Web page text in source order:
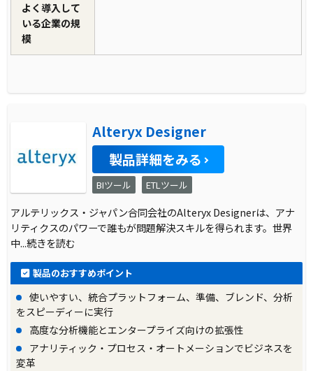
よく導入して
いる企業の規
模
Alteryx Designer
製品詳細をみる
BIツール ETLツール
アルテリックス・ジャパン合同会社のAlteryx Designerは、アナ
リティクスのパワーで誰もが問題解決スキルを得られます。世界
中...続きを読む
製品のおすすめポイント
使いやすい、統合プラットフォーム、準備、ブレンド、分析
をスピーディーに実行
高度な分析機能とエンタープライズ向けの拡張性
アナリティック・プロセス・オートメーションでビジネスを
変革